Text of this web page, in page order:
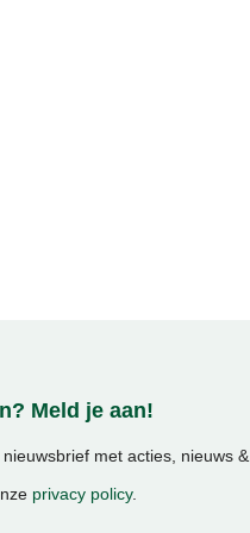
Meld je aan!
met acties, nieuws &
privacy policy.